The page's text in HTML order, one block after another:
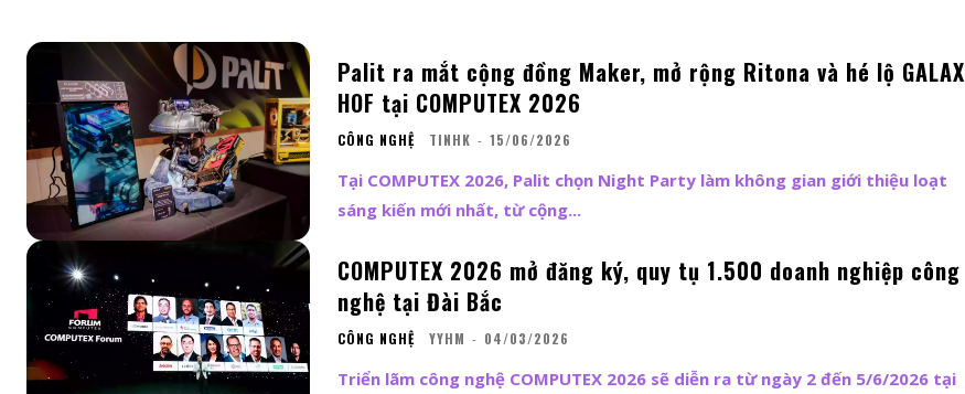
Palit ra mắt cộng đồng Maker, mở rộng Ritona và hé lộ GALAX
HOF tại COMPUTEX 2026
CÔNG NGHỆ TINHK - 15/06/2026
Tại COMPUTEX 2026, Palit chọn Night Party làm không gian giới thiệu loạt
sáng kiến mới nhất, từ cộng...
COMPUTEX 2026 mở đăng ký, quy tụ 1.500 doanh nghiệp công
nghệ tại Đài Bắc
CÔNG NGHỆ YYHM - 04/03/2026
Triển lãm công nghệ COMPUTEX 2026 sẽ diễn ra từ ngày 2 đến 5/6/2026 tại